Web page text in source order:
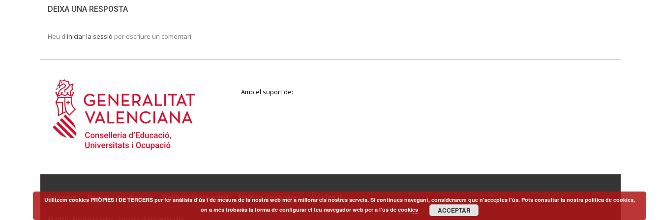
DEIXA UNA RESPOSTA
Heu d'iniciar la sessió per escriure un comentari.
Amb el suport de:
Què som Termes i condicions Política de privacitat Política de cookies Avís legal
Utilitzem cookies PRÒPIES I DE TERCERS per fer anàlisis d'ús i de mesura de la nostra web mer a millorar els nostres serveis. Si continues navegant, considerarem que n'acceptes l'ús. Pots consultar la nostra política de cookies,
on a més trobaràs la forma de configurar el teu navegador web per a l'ús decookies ACCEPTAR